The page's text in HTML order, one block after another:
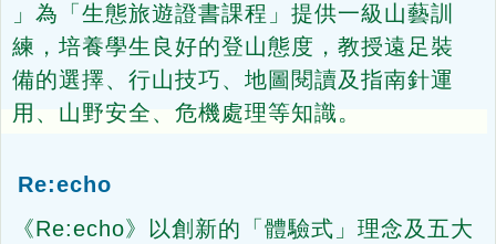
」為「生態旅遊證書課程」提供一級山藝訓
練，培養學生良好的登山態度，教授遠足裝
備的選擇、行山技巧、地圖閱讀及指南針運
用、山野安全、危機處理等知識。
Re:echo
《Re:echo》以創新的「體驗式」理念及五大